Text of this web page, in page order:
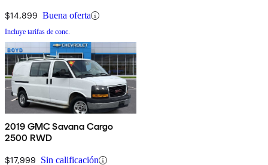
$14,899 Buena oferta
Incluye tarifas de conc.
2019 GMC Savana Cargo
2500 RWD
$17,999 Sin calificación